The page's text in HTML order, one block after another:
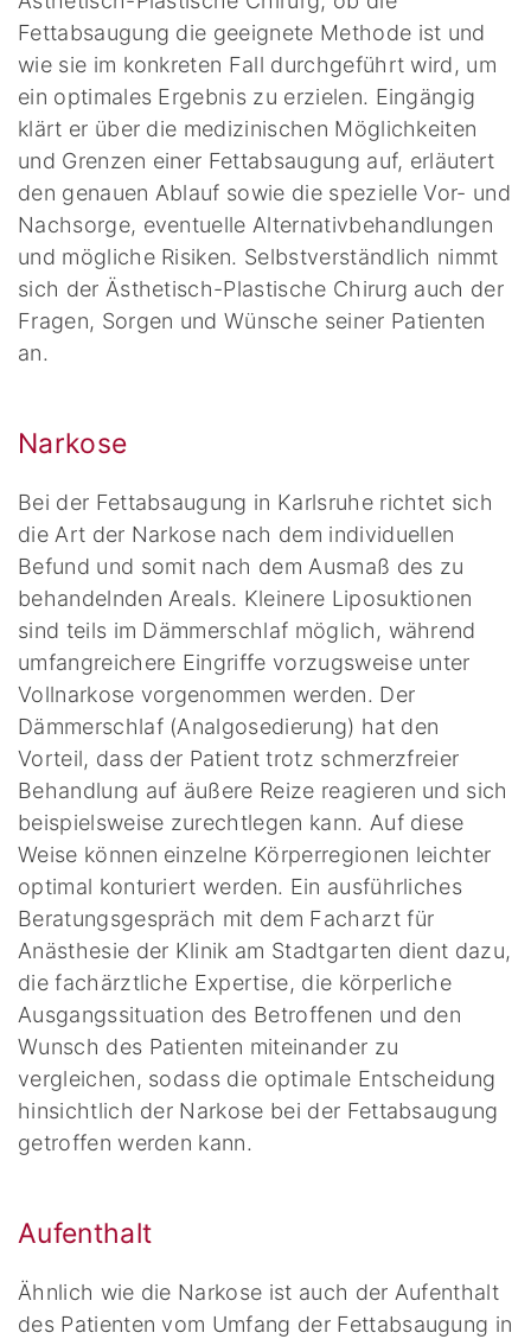
Fettabsaugung die geeignete Methode ist und
wie sie im konkreten Fall durchgeführt wird, um
ein optimales Ergebnis zu erzielen. Eingängig
klärt er über die medizinischen Möglichkeiten
und Grenzen einer Fettabsaugung auf, erläutert
den genauen Ablauf sowie die spezielle Vor- und
Nachsorge, eventuelle Alternativbehandlungen
und mögliche Risiken. Selbstverständlich nimmt
sich der Ästhetisch-Plastische Chirurg auch der
Fragen, Sorgen und Wünsche seiner Patienten
an.
Narkose
Bei der Fettabsaugung in Karlsruhe richtet sich
die Art der Narkose nach dem individuellen
Befund und somit nach dem Ausmaß des zu
behandelnden Areals. Kleinere Liposuktionen
sind teils im Dämmerschlaf möglich, während
umfangreichere Eingriffe vorzugsweise unter
Vollnarkose vorgenommen werden. Der
Dämmerschlaf (Analgosedierung) hat den
Vorteil, dass der Patient trotz schmerzfreier
Behandlung auf äußere Reize reagieren und sich
beispielsweise zurechtlegen kann. Auf diese
Weise können einzelne Körperregionen leichter
optimal konturiert werden. Ein ausführliches
Beratungsgespräch mit dem Facharzt für
Anästhesie der Klinik am Stadtgarten dient dazu,
die fachärztliche Expertise, die körperliche
Ausgangssituation des Betroffenen und den
Wunsch des Patienten miteinander zu
vergleichen, sodass die optimale Entscheidung
hinsichtlich der Narkose bei der Fettabsaugung
getroffen werden kann.
Aufenthalt
Ähnlich wie die Narkose ist auch der Aufenthalt
des Patienten vom Umfang der Fettabsaugung in